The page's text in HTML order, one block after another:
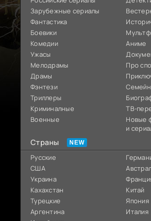
Зарубежные сериалы
Фантастика
Боевики
Комедии
Ужасы
Мелодрамы
Драмы
Фэнтези
Триллеры
Криминалные
Военные
Аниме
Про
ТВ-
Новые
и
Страны
Русские
США
Украина
Кахахстан
Турецкие
Аргентина
Китай
Япония
Италия